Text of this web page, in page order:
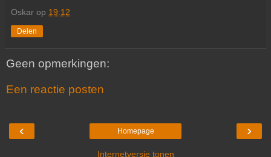
Oskar op 19:12
Delen
Geen opmerkingen:
Een reactie posten
‹ ›
Homepage
Internetversie tonen